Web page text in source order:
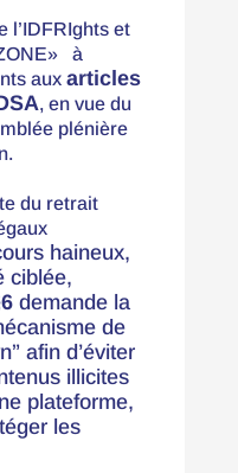
l’IDFRIghts et
» à
aux articles
, en vue du
plénière
du retrait
haineux,
ciblée,
demande la
de
afin d’éviter
illicites
plateforme,
les